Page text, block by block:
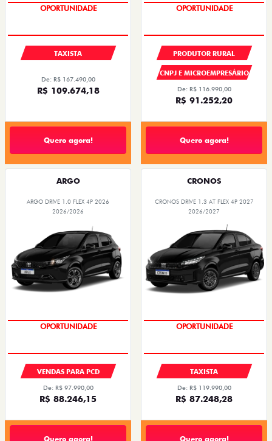
De: R$ 167.490,00
R$ 109.674,18 De: R$ 116.990,00
R$ 91.252,20
Quero agora!
ARGO
ARGO DRIVE 1.0 FLEX 4P 2026
2026/2026
PREÇOS REDUZIDOS
De: R$ 97.990,00
R$ 88.246,15
Quero agora!
CRONOS
CRONOS DRIVE 1.3 AT FLEX 4P 2027
2026/2027
PREÇOS REDUZIDOS
De: R$ 119.990,00
R$ 87.248,28
Quero agora!